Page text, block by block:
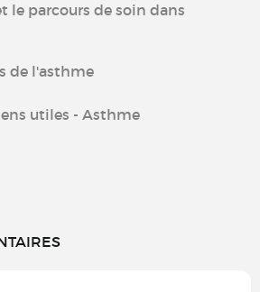
le parcours de soin dans
de l'asthme
utiles - Asthme